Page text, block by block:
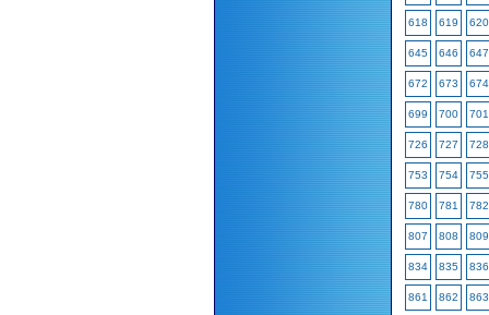
618 619 620
645 646 647
672 673 674
699 700 701
726 727 728
753 754 755
780 781 782
807 808 809
834 835 836
861 862 863